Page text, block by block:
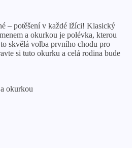
– potěšení v každé lžíci! Klasický
a okurkou je polévka, kterou
skvělá volba prvního chodu pro
si tuto okurku a celá rodina bude
okurkou